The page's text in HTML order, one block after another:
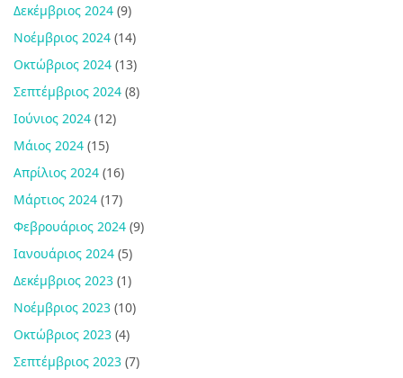
Δεκέμβριος 2024 (9)
Νοέμβριος 2024 (14)
Οκτώβριος 2024 (13)
Σεπτέμβριος 2024 (8)
Ιούνιος 2024 (12)
Μάιος 2024 (15)
Απρίλιος 2024 (16)
Μάρτιος 2024 (17)
Φεβρουάριος 2024 (9)
Ιανουάριος 2024 (5)
Δεκέμβριος 2023 (1)
Νοέμβριος 2023 (10)
Οκτώβριος 2023 (4)
Σεπτέμβριος 2023 (7)